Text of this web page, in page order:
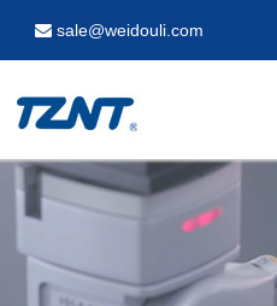
sale@weidouli.com